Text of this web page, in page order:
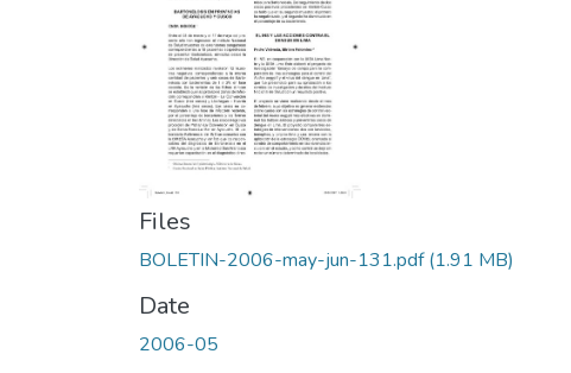
Files
BOLETIN-2006-may-jun-131.pdf(1.91 MB)
Date
2006-05